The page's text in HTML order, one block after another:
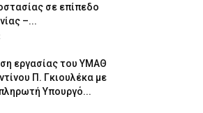
σε επίπεδο
–...
εργασίας του ΥΜΑΘ
Π. Γκιουλέκα με
Υπουργό...